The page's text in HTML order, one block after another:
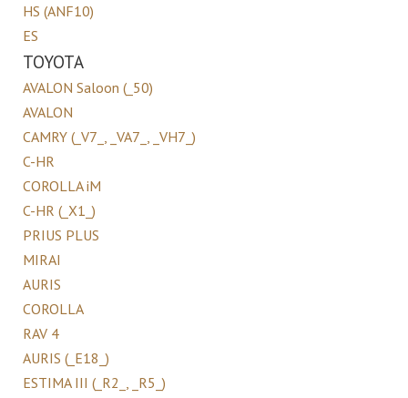
HS (ANF10)
ES
TOYOTA
AVALON Saloon (_50)
AVALON
CAMRY (_V7_, _VA7_, _VH7_)
C-HR
COROLLA iM
C-HR (_X1_)
PRIUS PLUS
MIRAI
AURIS
COROLLA
RAV 4
AURIS (_E18_)
ESTIMA III (_R2_, _R5_)